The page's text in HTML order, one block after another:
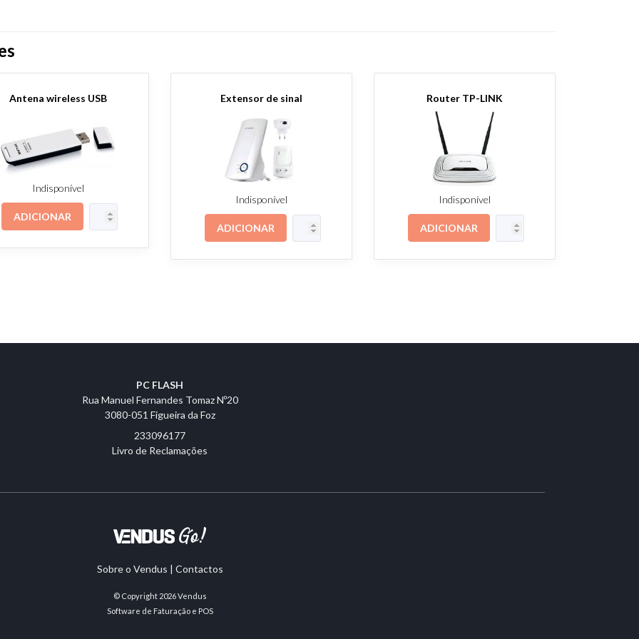
Antena wireless USB
Indisponível
ADICIONAR
Extensor de sinal
Indisponível
ADICIONAR
Router TP-LINK
Indisponível
ADICIONAR
PC FLASH
Rua Manuel Fernandes Tomaz Nº20
3080-051 Figueira da Foz
233096177
Livro de Reclamações
Sobre o Vendus | Contactos
© Copyright 2026Vendus
Software de Faturação e POS